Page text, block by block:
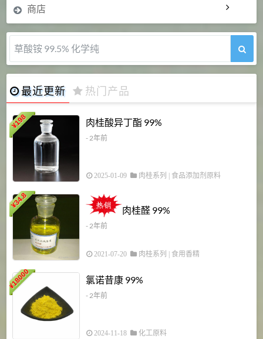
商店
草酸铵 99.5% 化学纯
最近更新 热门产品
¥
198 肉桂酸异丁酯 99%
- 2年前
2025-01-09 肉桂系列 | 食品添加剂原料
¥
34.8
肉桂醛 99%
- 2年前
2021-07-20 肉桂系列 食用香精
¥
18000 氯诺昔康 99%
- 2年前
2024-11-18 化工原料